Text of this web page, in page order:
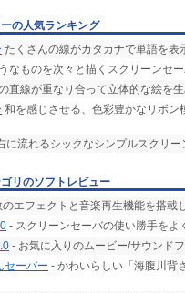
の人気ランキング
たくさんの線がカタカナで単語を表
なものを次々と描くスクリーンセ
直線が重なり合って立体的な絵を
和を感じさせる、色彩豊かなリボ
に流れるシックなシンプルスクリー
リのソフトレビュー
のエフェクトと音楽再生機能を搭載
- スクリーンセーバの使い勝手をよ
- お気に入りのムービー/サウンド
セーバー - かわいらしい「海腹川背